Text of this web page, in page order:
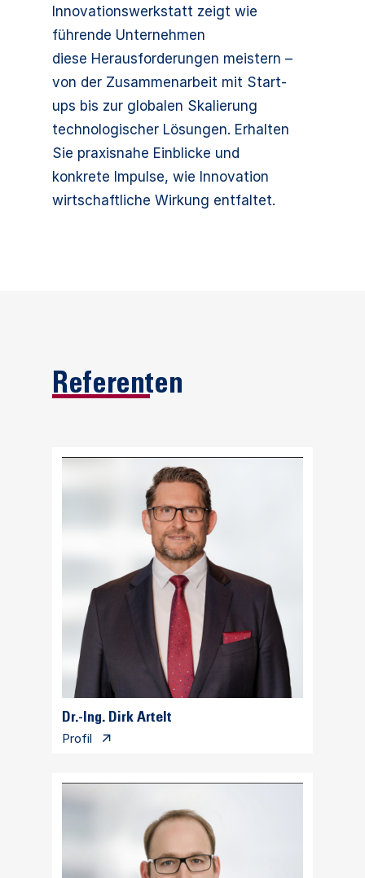
Innovationswerkstatt zeigt wie
führende Unternehmen
diese Herausforderungen meistern –
von der Zusammenarbeit mit Start-
ups bis zur globalen Skalierung
technologischer Lösungen. Erhalten
Sie praxisnahe Einblicke und
konkrete Impulse, wie Innovation
wirtschaftliche Wirkung entfaltet.
Referenten
Dr.-Ing. Dirk Artelt
Profil